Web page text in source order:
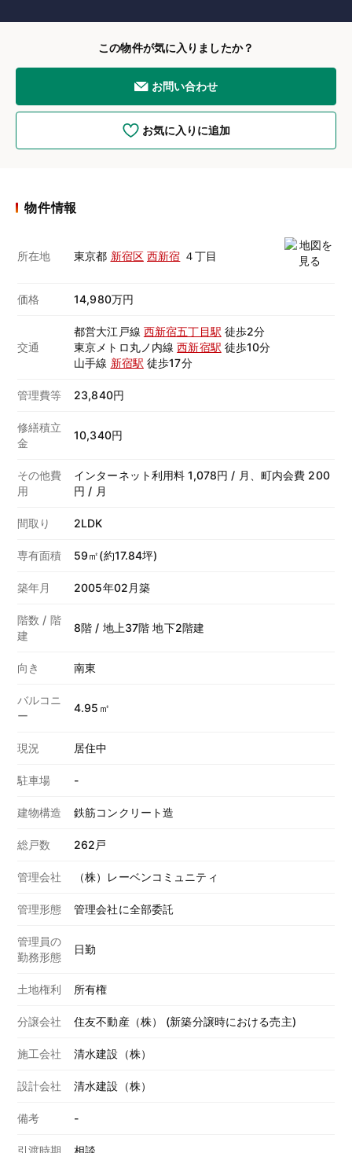
この物件が気に入りましたか？
お問い合わせ
お気に入りに追加
物件情報
所在地 東京都 新宿区 西新宿 ４丁目
価格 14,980万円
交通
都営大江戸線 西新宿五丁目駅 徒歩2分
東京メトロ丸ノ内線西新宿駅 徒歩10分
山手線 新宿駅 徒歩17分
管理費等 23,840円
修繕積立
金
10,340円
その他費
用
インターネット利用料 1,078円 / 月、町内会費 200
円 / 月
間取り 2LDK
専有面積 59㎡(約17.84坪)
築年月 2005年02月築
階数 / 階
建
8階 / 地上37階 地下2階建
向き 南東
バルコニ
ー
4.95㎡
現況 居住中
駐車場 -
建物構造 鉄筋コンクリート造
総戸数 262戸
管理会社 （株）レーベンコミュニティ
管理形態 管理会社に全部委託
管理員の
勤務形態
日勤
土地権利 所有権
分譲会社 住友不動産（株） (新築分譲時における売主)
施工会社 清水建設（株）
設計会社 清水建設（株）
備考 -
引渡時期 相談